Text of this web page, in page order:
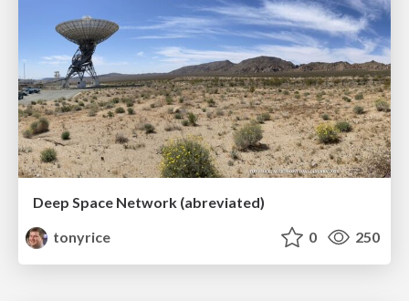
Deep Space Network (abreviated)
tonyrice
0 250